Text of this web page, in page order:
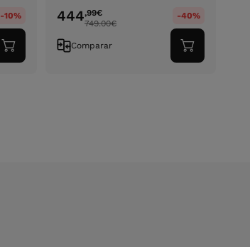
-10%
Adicionar
ao
444,99€
749.00€
-40%
Comparar
Adicionar
ao